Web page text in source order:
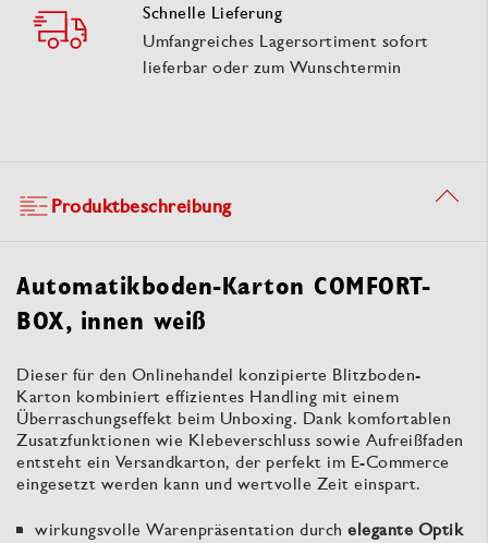
Schnelle Lieferung
Umfangreiches Lagersortiment sofort
lieferbar oder zum Wunschtermin
Produktbeschreibung
Automatikboden-Karton COMFORT-
BOX, innen weiß
Dieser für den Onlinehandel konzipierte Blitzboden-
Karton kombiniert effizientes Handling mit einem
Überraschungseffekt beim Unboxing. Dank komfortablen
Zusatzfunktionen wie Klebeverschluss sowie Aufreißfaden
entsteht ein Versandkarton, der perfekt im E-Commerce
eingesetzt werden kann und wertvolle Zeit einspart.
wirkungsvolle Warenpräsentation durch elegante Optik